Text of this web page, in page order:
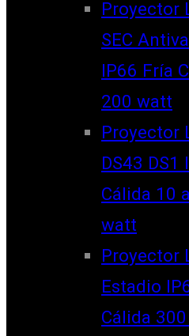
Proyector
SEC
IP66 Fría
200 watt
Proyector
DS43 DS1
Cálida 10
watt
Proyector
Estadio
Cálida